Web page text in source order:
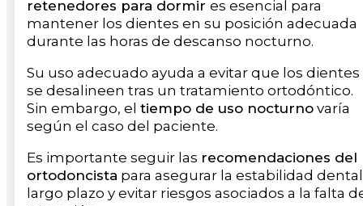
retenedores para dormir es esencial para
mantener los dientes en su posición adecuada
durante las horas de descanso nocturno.
Su uso adecuado ayuda a evitar que los dientes
se desalineen tras un tratamiento ortodóntico.
Sin embargo, el tiempo de uso nocturno varía
según el caso del paciente.
Es importante seguir las recomendaciones del
ortodoncista para asegurar la estabilidad
largo plazo y evitar riesgos asociados a la falta